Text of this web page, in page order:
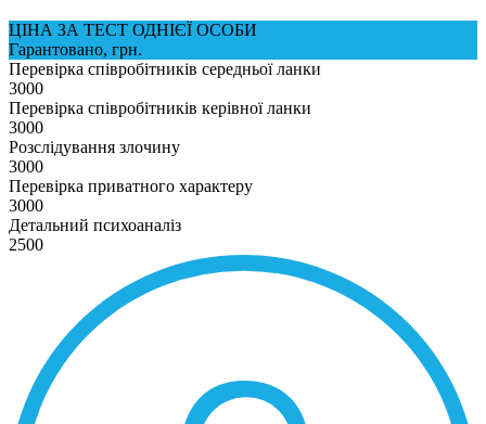
ЦІНА ЗА ТЕСТ ОДНІЄЇ ОСОБИ
Гарантовано, грн.
Перевірка співробітників середньої ланки
3000
Перевірка співробітників керівної ланки
3000
Розслідування злочину
3000
Перевірка приватного характеру
3000
Детальний психоаналіз
2500